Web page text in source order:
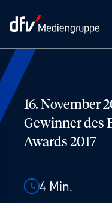
16. November
Gewinner des
Awards 2017
4 Min.